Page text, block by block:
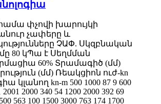
փչովի խարույկի
չափերը և
ՉԱՓ. Սկզբնական
80 կՊա է Սեղմման
60% Տրամագիծ (մմ)
(մմ) Ռեակցիոն ուժ-kn
կլանող kn-m 500 1000 87 9 600
2001 2000 340 54 1200 2000 392 69
563 100 1500 3000 763 174 1700